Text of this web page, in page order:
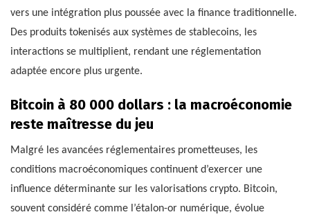
vers une intégration plus poussée avec la finance traditionnelle.
Des produits tokenisés aux systèmes de stablecoins, les
interactions se multiplient, rendant une réglementation
adaptée encore plus urgente.
Bitcoin à 80 000 dollars : la macroéconomie
reste maîtresse du jeu
Malgré les avancées réglementaires prometteuses, les
conditions macroéconomiques continuent d’exercer une
influence déterminante sur les valorisations crypto. Bitcoin,
souvent considéré comme l’étalon-or numérique, évolue